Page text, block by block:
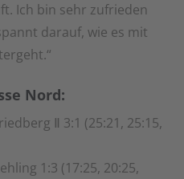
Ich bin sehr zufrieden
darauf, wie es mit
Nord:
Ⅱ 3:1 (25:21, 25:15,
1:3 (17:25, 20:25,